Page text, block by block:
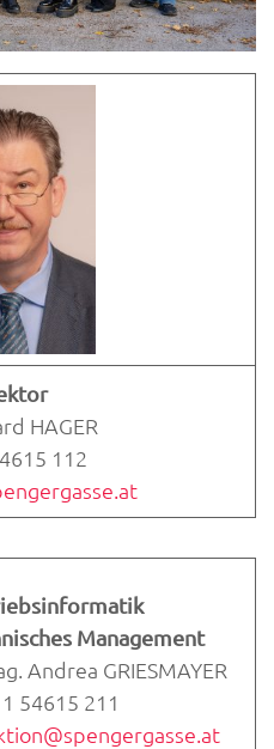
HAGER
112
Management
Andrea GRIESMAYER
54615 211